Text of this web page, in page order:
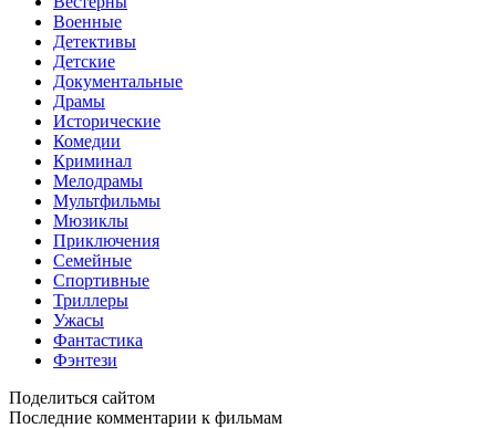
Военные
Детективы
Детские
Документальные
Драмы
Исторические
Комедии
Криминал
Мелодрамы
Мультфильмы
Мюзиклы
Приключения
Семейные
Спортивные
Триллеры
Ужасы
Фантастика
Фэнтези
Поделиться сайтом
Последние комментарии к фильмам